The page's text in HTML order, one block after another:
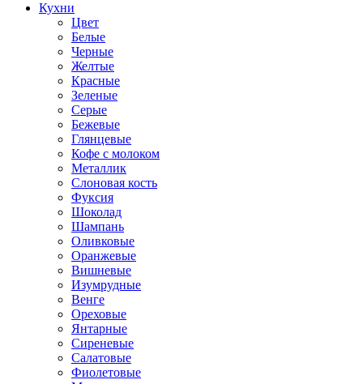
Кухни
Цвет
Белые
Черные
Желтые
Красные
Зеленые
Серые
Бежевые
Глянцевые
Кофе с молоком
Металлик
Слоновая кость
Фуксия
Шоколад
Шампань
Оливковые
Оранжевые
Вишневые
Изумрудные
Венге
Ореховые
Янтарные
Сиреневые
Салатовые
Фиолетовые